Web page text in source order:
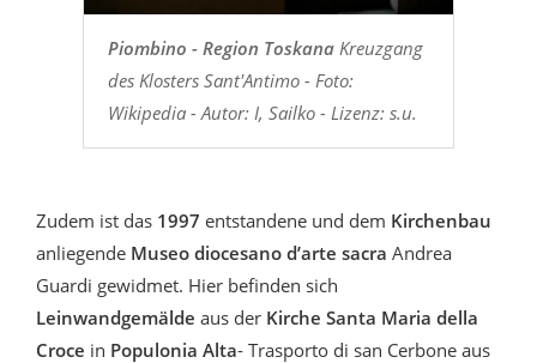
Piombino - Region ToskanaKreuzgang
des Klosters Sant'Antimo - Foto:
Wikipedia - Autor: I, Sailko - Lizenz: s.u.
Zudem ist das 1997 entstandene und dem Kirchenbau
anliegende Museo diocesano d’arte sacra Andrea
Guardi gewidmet. Hier befinden sich
Leinwandgemälde aus der Kirche Santa Maria della
Croce in Populonia Alta- Trasporto di san Cerbone aus